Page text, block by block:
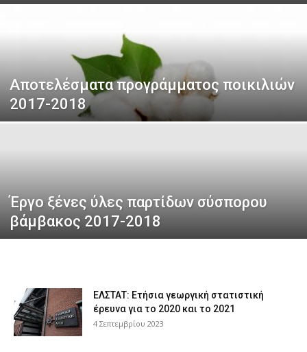
τελευταία
βαμβάκι.
Αποτελέσματα προγράμματος ποικιλιών
2017-2018
Έργο ξένες ύλες παρτίδων σύσπορου
βάμβακος 2017-2018
ΕΛΣΤΑΤ: Ετήσια γεωργική στατιστική
έρευνα για το 2020 και το 2021
4 Σεπτεμβρίου 2023